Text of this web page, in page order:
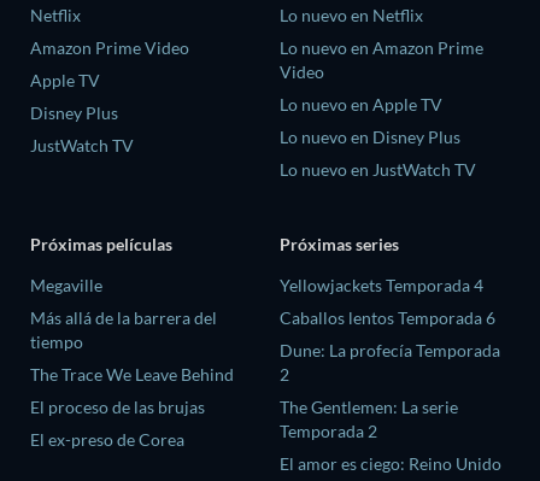
Netflix
Amazon Prime Video
Apple TV
Disney Plus
JustWatch TV
Lo nuevo en Netflix
Lo nuevo en Amazon Prime
Video
Lo nuevo en Apple TV
Lo nuevo en Disney Plus
Lo nuevo en JustWatch TV
Próximas películas
Megaville
Más allá de la barrera del
tiempo
The Trace We Leave Behind
El proceso de las brujas
El ex-preso de Corea
Próximas series
Yellowjackets Temporada 4
Caballos lentos Temporada 6
Dune: La profecía Temporada
2
The Gentlemen: La serie
Temporada 2
El amor es ciego: Reino Unido